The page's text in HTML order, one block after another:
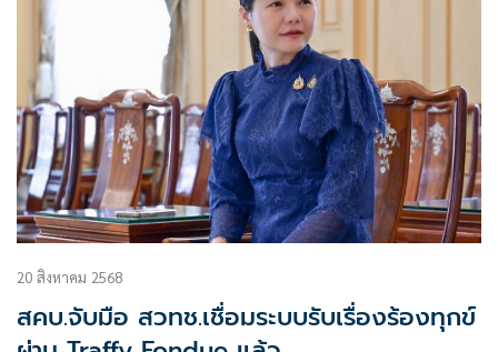
20 สิงหาคม 2568
สคบ.จับมือ สวทช.เชื่อมระบบรับเรื่องร้องทุกข์